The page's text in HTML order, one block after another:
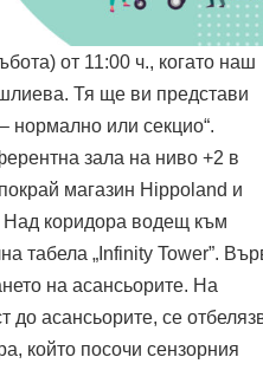
от 11:00 ч., когато наш
Тя ще ви представи
нормално или секцио“.
зала на ниво +2 в
магазин Hippoland и
коридора водещ към
табела „Infinity Tower”.
на асансьорите. На
до асансьорите, се
който посочи сензорния